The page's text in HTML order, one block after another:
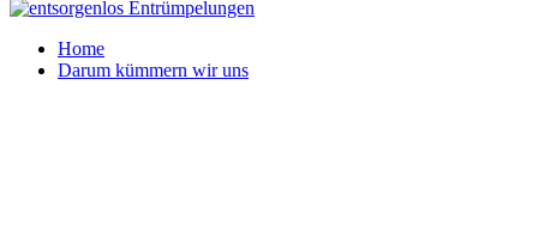
Home
Darum kümmern wir uns